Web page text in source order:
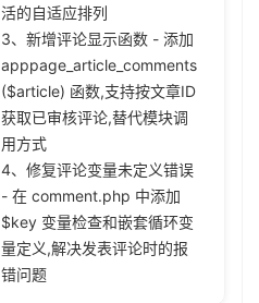
活的自适应排列
3、新增评论显示函数 - 添加
apppage_article_comments
($article) 函数,支持按文章ID
获取已审核评论,替代模块调
用方式
4、修复评论变量未定义错误
- 在 comment.php 中添加
$key 变量检查和嵌套循环变
量定义,解决发表评论时的报
错问题